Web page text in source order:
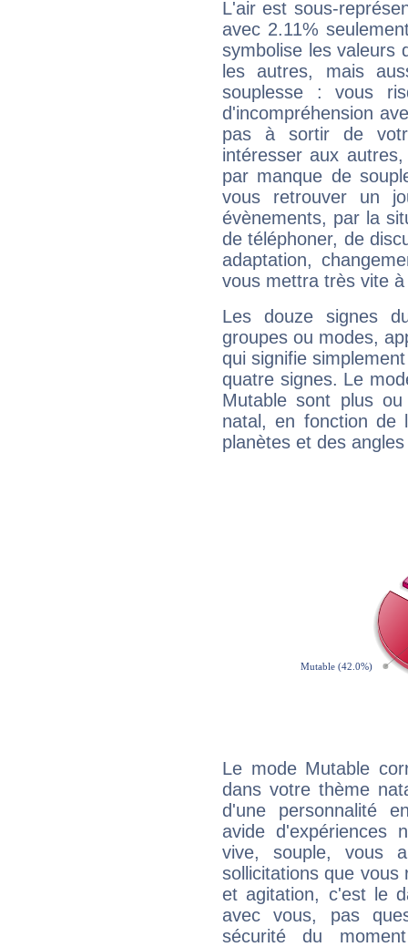
L'air est sous-
avec 2.11%
symbolise les valeurs
les autres, mais
souplesse : vous
d'incompréhension
pas à sortir de
intéresser aux
par manque de
vous retrouver un
évènements, par la
de téléphoner, de
adaptation,
vous mettra très vite
Les douze signes
groupes ou modes,
qui signifie
quatre signes. Le
Mutable sont plus
natal, en fonction de
planètes et des
Le mode Mutable
dans votre thème
d'une personnalité
avide d'expériences
vive, souple, vous
sollicitations que vous
et agitation, c'est le
avec vous, pas
sécurité du